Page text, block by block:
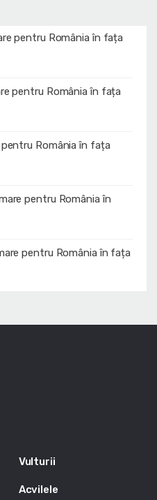
pentru România în fața
pentru România în fața
România în fața
pentru România în
pentru România în fața
Vulturii
Acvilele